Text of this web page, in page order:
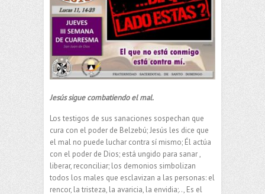
Jesús sigue combatiendo el mal.
Los testigos de sus sanaciones sospechan que
cura con el poder de Belzebú; Jesús les dice que
el mal no puede luchar contra sí mismo; Él actúa
con el poder de Dios; está ungido para sanar ,
liberar, reconciliar; los demonios simbolizan
todos los males que esclavizan a las personas: el
rencor, la tristeza, la avaricia, la envidia;.., Es el